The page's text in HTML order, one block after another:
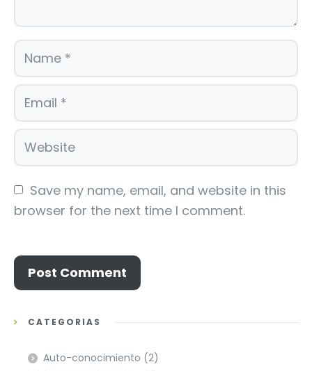
Save my name, email, and website in this
browser for the next time I comment.
CATEGORÍAS
Auto-conocimiento (2)